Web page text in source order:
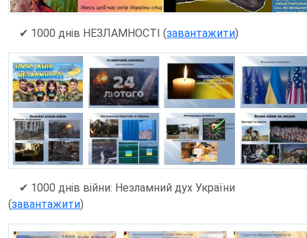
✔ 1000 днів НЕЗЛАМНОСТІ (завантажити)
✔ 1000 днів війни: Незламний дух України
(завантажити)